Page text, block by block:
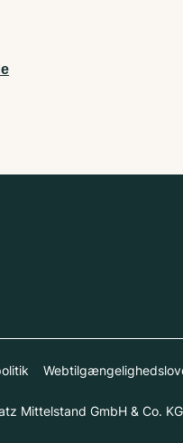
Mittelstand GmbH & Co.